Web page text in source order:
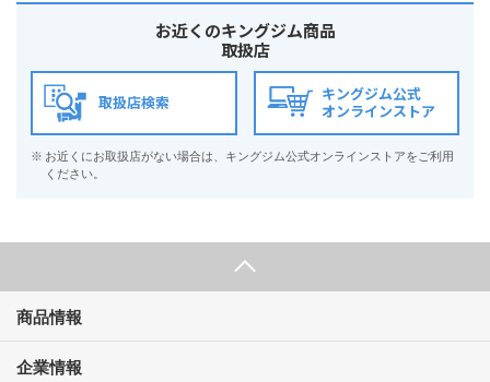
お近くのキングジム商品
取扱店
取扱店検索
キングジム公式
オンラインストア
※ お近くにお取扱店がない場合は、キングジム公式オンラインストアをご利用
ください。
商品情報
企業情報